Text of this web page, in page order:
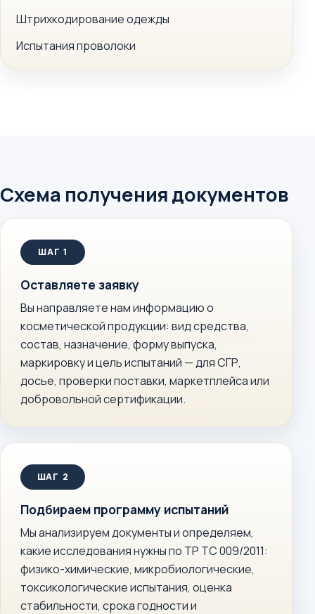
Штрихкодирование одежды
Испытания проволоки
Схема получения документов
Оставляете заявку
Вы направляете нам информацию о
косметической продукции: вид средства,
состав, назначение, форму выпуска,
маркировку и цель испытаний — для СГР,
досье, проверки поставки, маркетплейса или
добровольной сертификации.
Подбираем программу испытаний
Мы анализируем документы и определяем,
какие исследования нужны по ТР ТС 009/2011:
физико-химические, микробиологические,
токсикологические испытания, оценка
стабильности, срока годности и